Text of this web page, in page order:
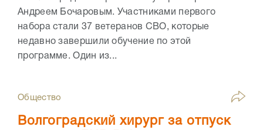
Андреем Бочаровым. Участниками первого
набора стали 37 ветеранов СВО, которые
недавно завершили обучение по этой
программе. Один из...
Общество
Волгоградский хирург за отпуск